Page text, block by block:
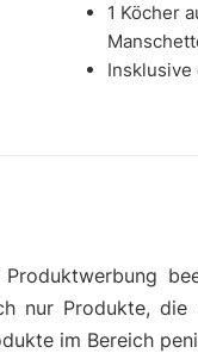
1 Köcher
Insklusive
nur Produkte,
im Bereich